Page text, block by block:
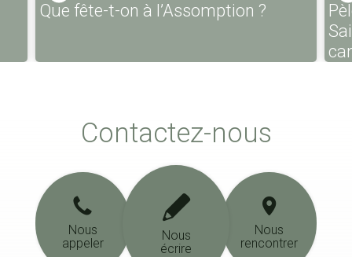
Que fête-t-on à l’Assomption ?
Contactez-nous
Nous
appeler
Nous
écrire
Nous
rencontrer